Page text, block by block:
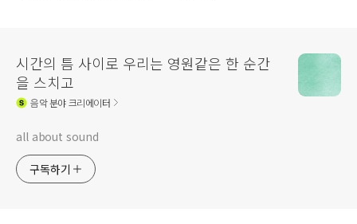
시간의 틈 사이로 우리는 영원같은 한 순간
을 스치고
음악분야 크리에이터
all about sound
구독하기